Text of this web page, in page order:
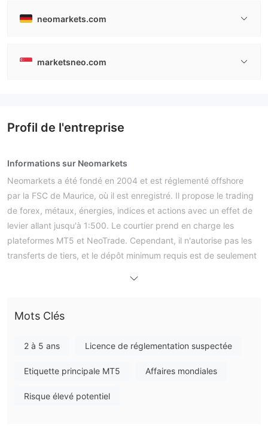
neomarkets.com
marketsneo.com
Profil de l'entreprise
Informations sur Neomarkets
Neomarkets a été fondé en 2004 et est réglementé offshore
par la FSC de Maurice, où il est enregistré. Il propose le trading
de forex, métaux, énergies, indices et actions avec un effet de
levier allant jusqu'à 1:500. Le courtier prend en charge les
plateformes MT5 et NeoTrade. Cependant, il n'autorise pas les
transferts de tiers, et le dépôt minimum requis est de seulement
Neomarkets est
de courtier Forex au détail, numéro de licence GB22200517.
Que puis-je trader sur Neomarkets ?
notamment le forex, les métaux, les énergies, les indices et les
Mots Clés
2 à 5 ans Licence de réglementation suspectée
Etiquette principale MT5 Affaires mondiales
Risque élevé potentiel